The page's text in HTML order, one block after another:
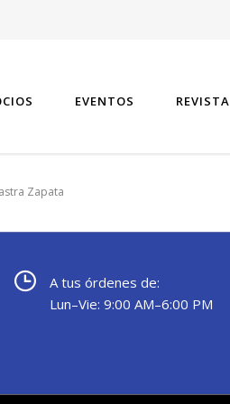
EVENTOS REVISTA
Zapata
A tus órdenes de:
Lun–Vie: 9:00 AM–6:00 PM